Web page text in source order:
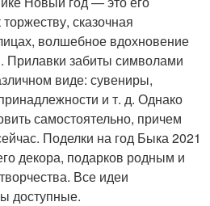
сказочная
волшебное вдохновение
Прилавки забиты символами
виде: сувениры,
и т. д. Однако
самостоятельно, причем
Поделки на год Быка 2021
декора, подарков родным и
Все идеи
доступные.